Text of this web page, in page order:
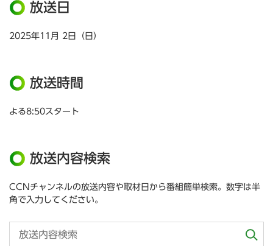
放送日
2025年11月 2日（日）
放送時間
よる8:50スタート
放送内容検索
CCNチャンネルの放送内容や取材日から番組簡単検索。数字は半
角で入力してください。